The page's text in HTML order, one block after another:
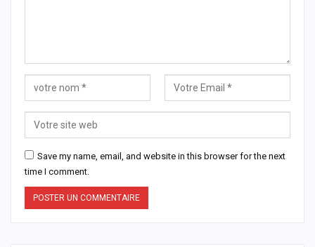
Save my name, email, and website in this browser for the next
time I comment.